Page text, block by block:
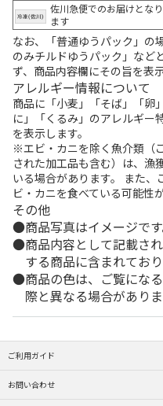
佐川急便でのお届けとなり
ます
なお、「普通ゆうパック」の
のみチルドゆうパック」など
ず、商品内容欄にその旨を表
アレルギー情報について
商品に「小麦」「そば」「卵
に」「くるみ」のアレルギー
を表示します。
※エビ・カニを除く魚介類（
された加工品も含む）は、漁
いる場合があります。 また
ビ・カニを食べている可能性
その他
商品写真はイメージです
商品内容として記載さ
する商品に含まれており
商品の色は、ご覧にな
際と異なる場合がありま
ご利用ガイド
お問い合わせ